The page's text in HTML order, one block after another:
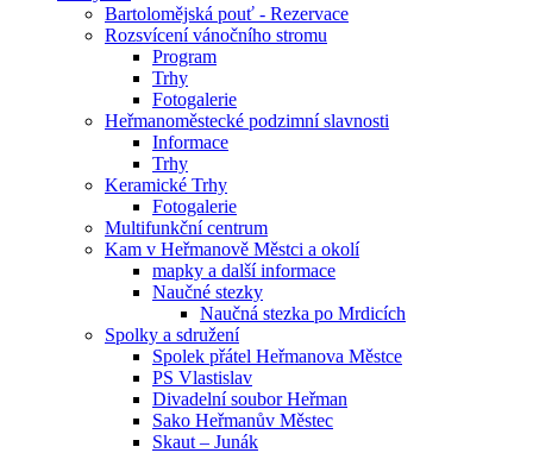
Bartolomějská pouť - Rezervace
Rozsvícení vánočního stromu
Program
Trhy
Fotogalerie
Heřmanoměstecké podzimní slavnosti
Informace
Trhy
Keramické Trhy
Fotogalerie
Multifunkční centrum
Kam v Heřmanově Městci a okolí
mapky a další informace
Naučné stezky
Naučná stezka po Mrdicích
Spolky a sdružení
Spolek přátel Heřmanova Městce
PS Vlastislav
Divadelní soubor Heřman
Sako Heřmanův Městec
Skaut – Junák